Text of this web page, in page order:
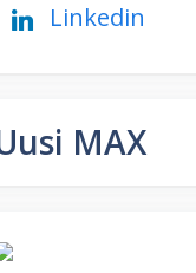
Linkedin
MAX